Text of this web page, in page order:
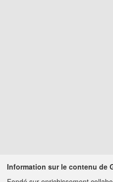
Information sur le contenu de